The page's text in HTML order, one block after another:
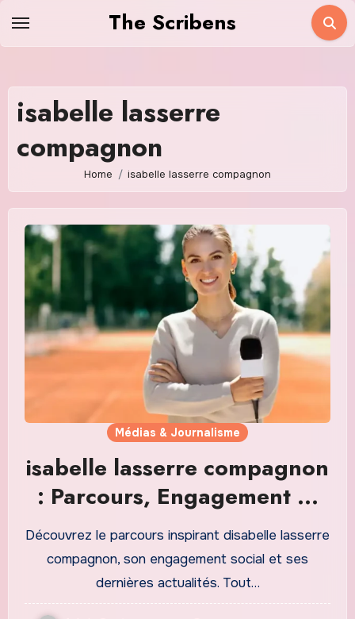
The Scribens
isabelle lasserre
compagnon
Home isabelle lasserre compagnon
Médias & Journalisme
isabelle lasserre compagnon
: Parcours, Engagement et
Actualités à Suivre en 2026
Découvrez le parcours inspirant disabelle lasserre
compagnon, son engagement social et ses
dernières actualités. Tout…